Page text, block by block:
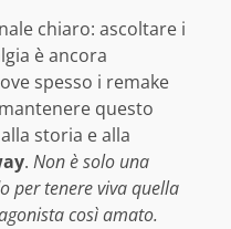
chiaro: ascoltare i
è ancora
spesso i remake
questo
storia e alla
. Non è solo una
per tenere viva quella
così amato.